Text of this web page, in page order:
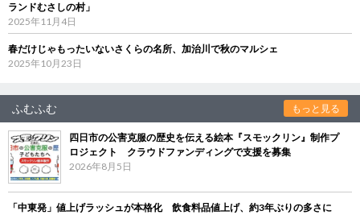
ランドむさしの村」
2025年11月4日
春だけじゃもったいないさくらの名所、加治川で秋のマルシェ
2025年10月23日
ふむふむ もっと見る
四日市の公害克服の歴史を伝える絵本『スモックリン』制作プ
ロジェクト クラウドファンディングで支援を募集
2026年8月5日
「中東発」値上げラッシュが本格化 飲食料品値上げ、約3年ぶりの多さに